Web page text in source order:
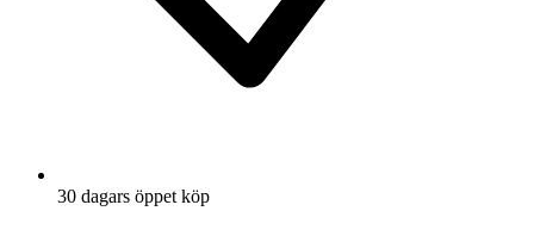
30 dagars öppet köp